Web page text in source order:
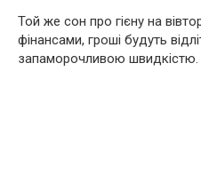
Той же сон про гієну на
фінансами, гроші будуть
запаморочливою швидкістю.